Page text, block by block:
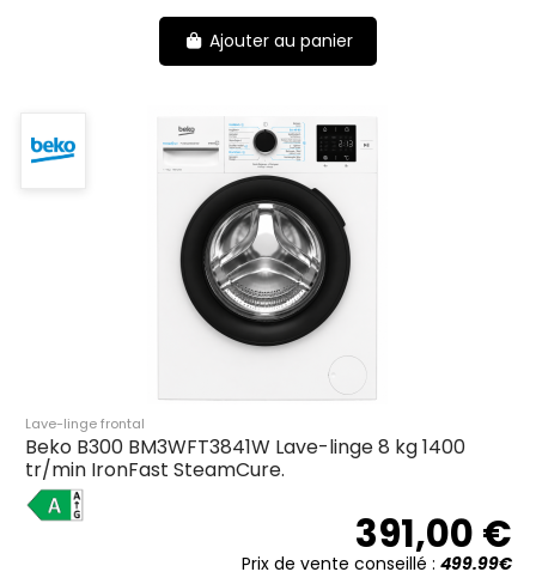
Ajouter au panier
Lave-linge frontal
Beko B300 BM3WFT3841W Lave-linge 8 kg 1400
tr/min IronFast SteamCure.
A
391,00 €
Prix de vente conseillé : 499.99€